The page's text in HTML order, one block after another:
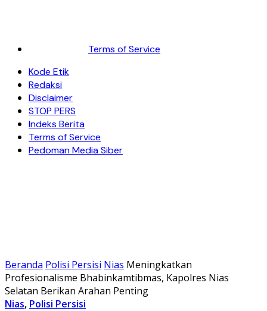
Terms of Service
Kode Etik
Redaksi
Disclaimer
STOP PERS
Indeks Berita
Terms of Service
Pedoman Media Siber
Beranda Polisi Persisi Nias Meningkatkan
Profesionalisme Bhabinkamtibmas, Kapolres Nias
Selatan Berikan Arahan Penting
Nias, Polisi Persisi